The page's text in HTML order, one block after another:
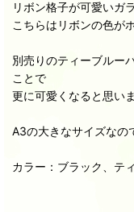
リボン格子が可愛いガ
こちらはリボンの色が
別売りのティーブルー
ことで
更に可愛くなると思い
A3の大きなサイズなの
カラー：ブラック、テ